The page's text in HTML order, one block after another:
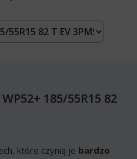
185/55R15 82
które czynią je bardzo